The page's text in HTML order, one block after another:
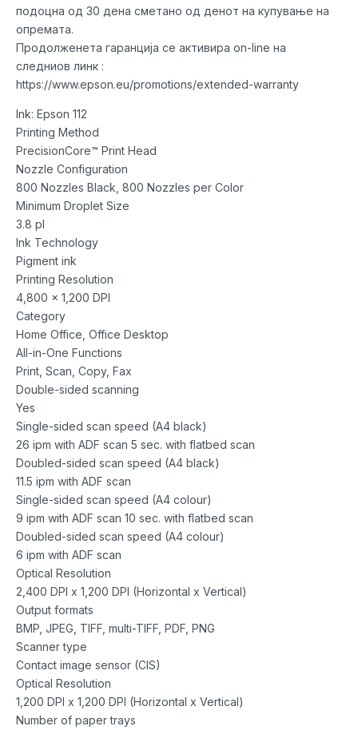
подоцна од 30 дена сметано од денот на купување на
опремата.
Продолженета гаранција се активира on-line на
следниов линк :
https://www.epson.eu/promotions/extended-warranty
Ink: Epson 112
Printing Method
PrecisionCore™ Print Head
Nozzle Configuration
800 Nozzles Black, 800 Nozzles per Color
Minimum Droplet Size
3.8 pl
Ink Technology
Pigment ink
Printing Resolution
4,800 x 1,200 DPI
Category
Home Office, Office Desktop
All-in-One Functions
Print, Scan, Copy, Fax
Double-sided scanning
Yes
Single-sided scan speed (A4 black)
26 ipm with ADF scan 5 sec. with flatbed scan
Doubled-sided scan speed (A4 black)
11.5 ipm with ADF scan
Single-sided scan speed (A4 colour)
9 ipm with ADF scan 10 sec. with flatbed scan
Doubled-sided scan speed (A4 colour)
6 ipm with ADF scan
Optical Resolution
2,400 DPI x 1,200 DPI (Horizontal x Vertical)
Output formats
BMP, JPEG, TIFF, multi-TIFF, PDF, PNG
Scanner type
Contact image sensor (CIS)
Optical Resolution
1,200 DPI x 1,200 DPI (Horizontal x Vertical)
Number of paper trays